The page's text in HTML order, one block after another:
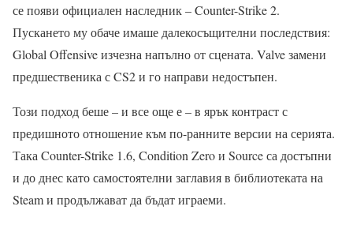
се появи официален наследник – Counter-Strike 2.
Пускането му обаче имаше далекосъщителни последствия:
Global Offensive изчезна напълно от сцената. Valve замени
предшественика с CS2 и го направи недостъпен.
Този подход беше – и все още е – в ярък контраст с
предишното отношение към по-ранните версии на серията.
Така Counter-Strike 1.6, Condition Zero и Source са достъпни
и до днес като самостоятелни заглавия в библиотеката на
Steam и продължават да бъдат играеми.